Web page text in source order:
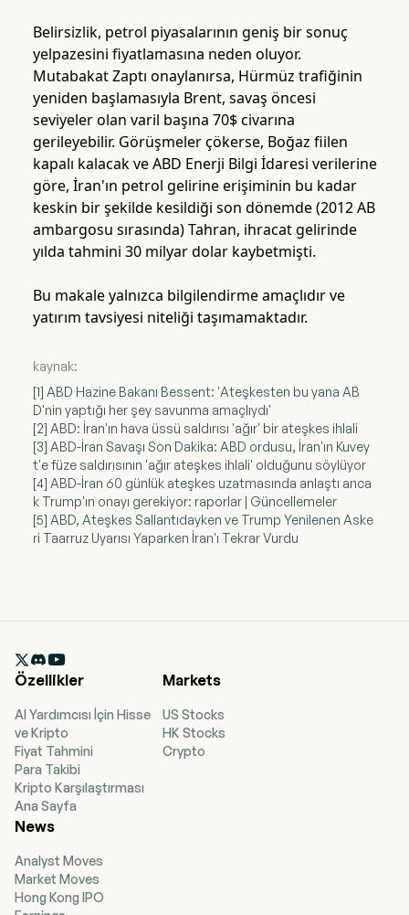
Belirsizlik, petrol piyasalarının geniş bir sonuç
yelpazesini fiyatlamasına neden oluyor.
Mutabakat Zaptı onaylanırsa, Hürmüz trafiğinin
yeniden başlamasıyla Brent, savaş öncesi
seviyeler olan varil başına 70$ civarına
gerileyebilir. Görüşmeler çökerse, Boğaz fiilen
kapalı kalacak ve ABD Enerji Bilgi İdaresi verilerine
göre, İran'ın petrol gelirine erişiminin bu kadar
keskin bir şekilde kesildiği son dönemde (2012 AB
ambargosu sırasında) Tahran, ihracat gelirinde
yılda tahmini 30 milyar dolar kaybetmişti.
Bu makale yalnızca bilgilendirme amaçlıdır ve
yatırım tavsiyesi niteliği taşımamaktadır.
kaynak:
[1] ABD Hazine Bakanı Bessent: 'Ateşkesten bu yana AB
D'nin yaptığı her şey savunma amaçlıydı'
[2] ABD: İran'ın hava üssü saldırısı 'ağır' bir ateşkes ihlali
[3] ABD-İran Savaşı Son Dakika: ABD ordusu, İran'ın Kuvey
t'e füze saldırısının 'ağır ateşkes ihlali' olduğunu söylüyor
[4] ABD-İran 60 günlük ateşkes uzatmasında anlaştı anca
k Trump'ın onayı gerekiyor: raporlar | Güncellemeler
[5] ABD, Ateşkes Sallantıdayken ve Trump Yenilenen Aske
ri Taarruz Uyarısı Yaparken İran'ı Tekrar Vurdu

Özellikler
AI Yardımcısı İçin Hisse
ve Kripto
Fiyat Tahmini
Para Takibi
Kripto Karşılaştırması
Ana Sayfa
Markets
US Stocks
HK Stocks
Crypto
News
Analyst Moves
Market Moves
Hong Kong IPO